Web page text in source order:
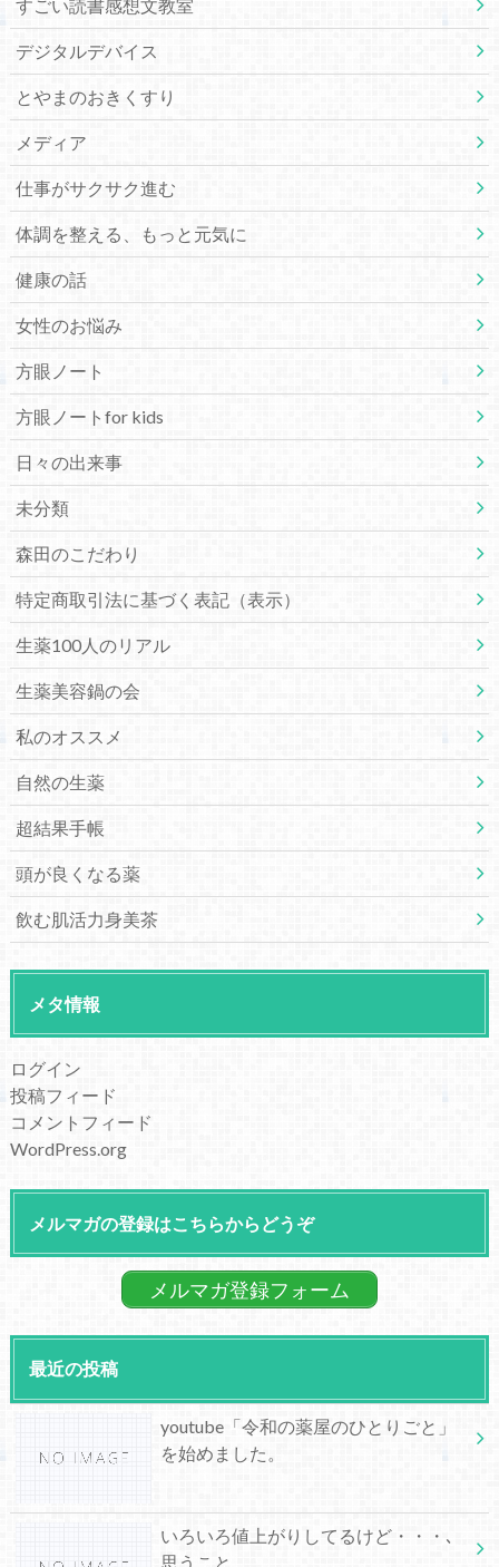
すごい読書感想文教室
デジタルデバイス
とやまのおきくすり
メディア
仕事がサクサク進む
体調を整える、もっと元気に
健康の話
女性のお悩み
方眼ノート
方眼ノートfor kids
日々の出来事
未分類
森田のこだわり
特定商取引法に基づく表記（表示）
生薬100人のリアル
生薬美容鍋の会
私のオススメ
自然の生薬
超結果手帳
頭が良くなる薬
飲む肌活力身美茶
メタ情報
ログイン
投稿フィード
コメントフィード
WordPress.org
メルマガの登録はこちらからどうぞ
メルマガ登録フォーム
最近の投稿
youtube「令和の薬屋のひとりごと」
を始めました。
いろいろ値上がりしてるけど・・・､
思うこと